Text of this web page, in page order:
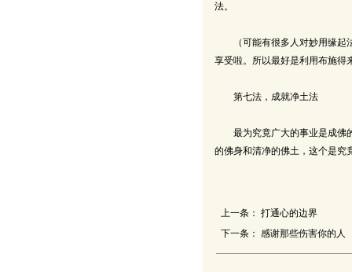
法。
（可能有很多人对妙用缘起法
享受啦。所以最好是利用布施得
第七法，成就净土法
最为究竟广大的事业是成佛的
的佛身和清净的佛土，这个是究
上一条： 打通心的边界
下一条： 感谢那些伤害你的人